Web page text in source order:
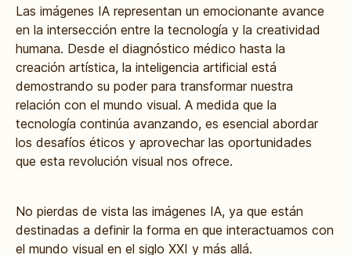
Las imágenes IA representan un emocionante avance
en la intersección entre la tecnología y la creatividad
humana. Desde el diagnóstico médico hasta la
creación artística, la inteligencia artificial está
demostrando su poder para transformar nuestra
relación con el mundo visual. A medida que la
tecnología continúa avanzando, es esencial abordar
los desafíos éticos y aprovechar las oportunidades
que esta revolución visual nos ofrece.
No pierdas de vista las imágenes IA, ya que están
destinadas a definir la forma en que interactuamos con
el mundo visual en el siglo XXI y más allá.